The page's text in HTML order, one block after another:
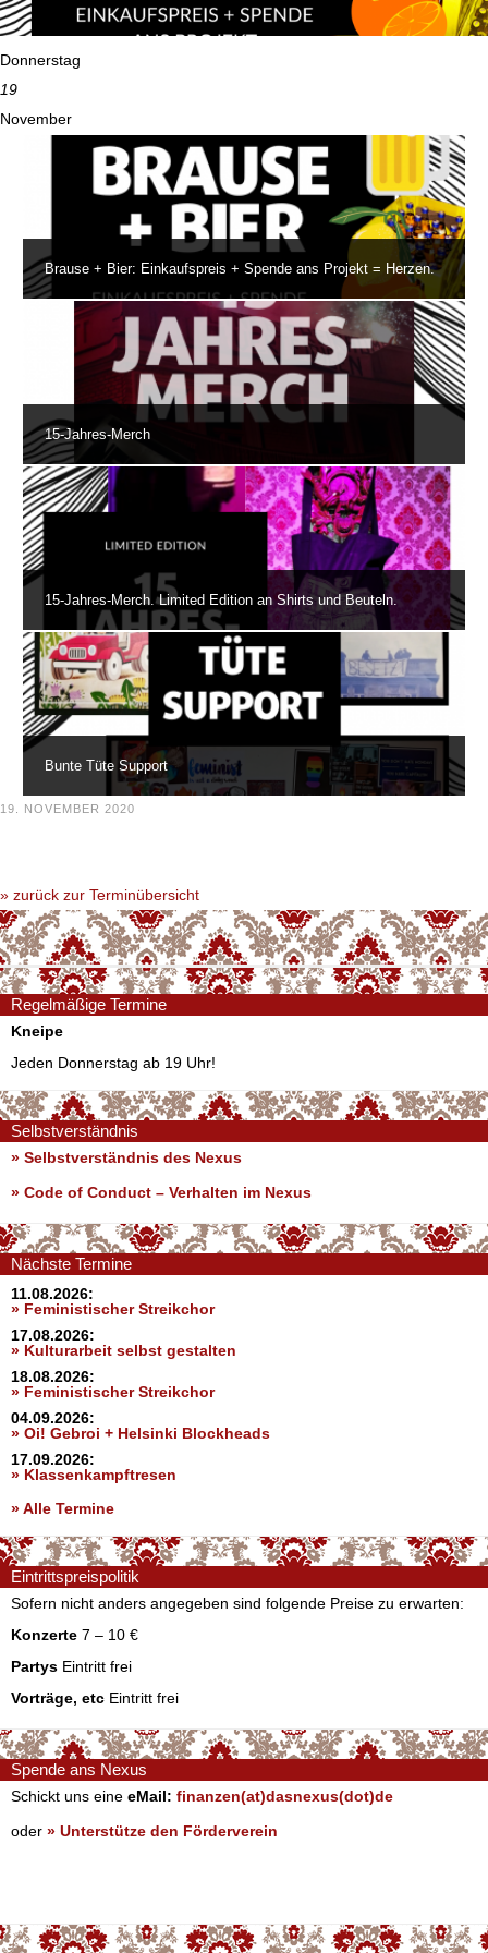
Donnerstag
19
November
Brause + Bier: Einkaufspreis + Spende ans Projekt = Herzen.
15-Jahres-Merch
15-Jahres-Merch. Limited Edition an Shirts und Beuteln.
Bunte Tüte Support
19. NOVEMBER 2020
» zurück zur Terminübersicht
Regelmäßige Termine
Kneipe
Jeden Donnerstag ab 19 Uhr!
Selbstverständnis
» Selbstverständnis des Nexus
» Code of Conduct – Verhalten im Nexus
Nächste Termine
11.08.2026:
» Feministischer Streikchor
17.08.2026:
» Kulturarbeit selbst gestalten
18.08.2026:
» Feministischer Streikchor
04.09.2026:
» Oi! Gebroi + Helsinki Blockheads
17.09.2026:
» Klassenkampftresen
» Alle Termine
Eintrittspreispolitik
Sofern nicht anders angegeben sind folgende Preise zu erwarten:
Konzerte 7 – 10 €
Partys Eintritt frei
Vorträge, etc Eintritt frei
Spende ans Nexus
Schickt uns eine eMail: finanzen(at)dasnexus(dot)de
oder » Unterstütze den Förderverein